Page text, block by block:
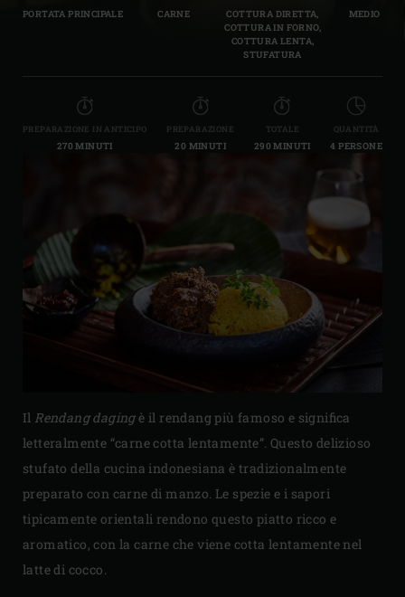
PORTATA PRINCIPALE CARNE
COTTURA DIRETTA,
COTTURA IN FORNO,
COTTURA LENTA,
STUFATURA
MEDIO
PREPARAZIONE IN ANTICIPO
270 MINUTI
PREPARAZIONE
20 MINUTI
TOTALE
290 MINUTI
QUANTITÀ
4 PERSONE
Il Rendang dagingè il rendang più famoso e significa
letteralmente “carne cotta lentamente”. Questo delizioso
stufato della cucina indonesiana è tradizionalmente
preparato con carne di manzo. Le spezie e i sapori
tipicamente orientali rendono questo piatto ricco e
aromatico, con la carne che viene cotta lentamente nel
latte di cocco.